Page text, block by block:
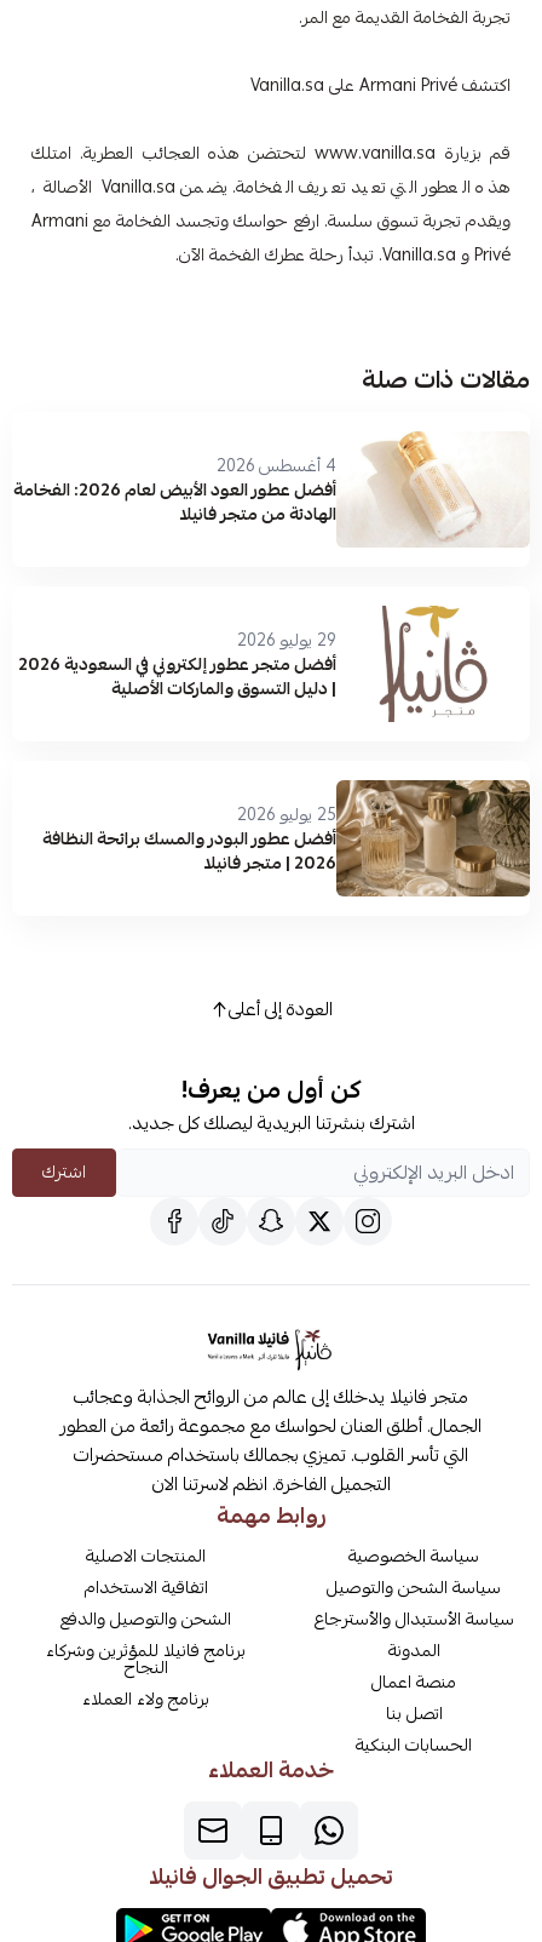
تجربة الفخامة القديمة مع المر.
اكتشف Armani Privé على Vanilla.sa
قم بزيارة www.vanilla.sa لتحتضن هذه العجائب العطرية. امتلك
هذه العطور التي تعيد تعريف الفخامة. يضمن Vanilla.sa الأصالة ،
ويقدم تجربة تسوق سلسة. ارفع حواسك وتجسد الفخامة مع Armani
Privé و Vanilla.sa. تبدأ رحلة عطرك الفخمة الآن.
مقالات ذات صلة
4 أغسطس 2026
أفضل عطور العود الأبيض لعام 2026: الفخامة
الهادئة من متجر فانيلا
29 يوليو 2026
أفضل متجر عطور إلكتروني في السعودية 2026
| دليل التسوق والماركات الأصلية
25 يوليو 2026
أفضل عطور البودر والمسك برائحة النظافة
2026 | متجر فانيلا
العودة إلى أعلى
كن أول من يعرف!
اشترك بنشرتنا البريدية ليصلك كل جديد.
اشترك
متجر فانيلا يدخلك إلى عالم من الروائح الجذابة وعجائب
الجمال. أطلق العنان لحواسك مع مجموعة رائعة من العطور
التي تأسر القلوب. تميزي بجمالك باستخدام مستحضرات
التجميل الفاخرة. انظم لاسرتنا الان
روابط مهمة
سياسة الخصوصية
سياسة الشحن والتوصيل
سياسة الأستبدال والأسترجاع
المدونة
منصة اعمال
اتصل بنا
الحسابات البنكية
المنتجات الاصلية
اتفاقية الاستخدام
الشحن والتوصيل والدفع
برنامج فانيلا للمؤثرين وشركاء
النجاح
برنامج ولاء العملاء
خدمة العملاء
تحميل تطبيق الجوال فانيلا